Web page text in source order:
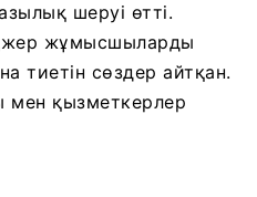
шеруі өтті.
жұмысшыларды
тиетін сөздер айтқан.
мен қызметкерлер